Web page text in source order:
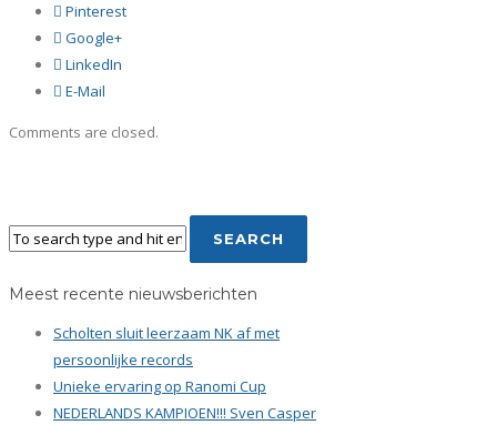
Pinterest
Google+
LinkedIn
E-Mail
Comments are closed.
Meest recente nieuwsberichten
Scholten sluit leerzaam NK af met
persoonlijke records
Unieke ervaring op Ranomi Cup
NEDERLANDS KAMPIOEN!!! Sven Casper